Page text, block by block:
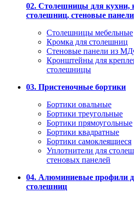
02. Столешницы для кухни,
столешниц, стеновые панели
Столешницы мебельные
Кромка для столешниц
Стеновые панели из
Кронштейны для
столешницы
03. Пристеночные бортики
Бортики овальные
Бортики треугольные
Бортики прямоугольные
Бортики квадратные
Бортики самоклеящиеся
Уплотнители для
стеновых панелей
04. Алюминиевые профили
столешниц